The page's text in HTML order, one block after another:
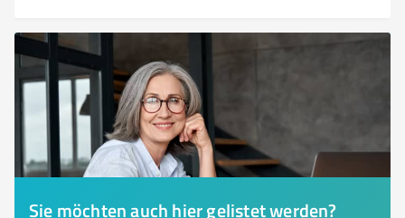
Sie möchten auch hier gelistet werden?